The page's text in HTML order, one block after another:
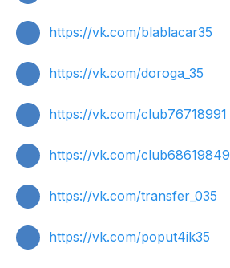
https://vk.com/blablacar35
https://vk.com/doroga_35
https://vk.com/club76718991
https://vk.com/club68619849
https://vk.com/transfer_035
https://vk.com/poput4ik35